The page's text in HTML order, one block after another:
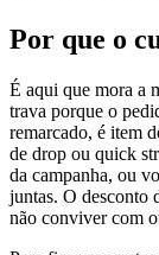
Por que o
É aqui que mora a
trava porque o
remarcado, é item
de drop ou quick
da campanha, ou
juntas. O desconto
não conviver com